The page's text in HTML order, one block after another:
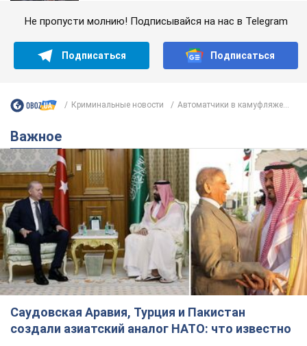
Не пропусти молнию! Подписывайся на нас в Telegram
Подписаться Подписаться
Криминальные новости Автоматчики в камуфляже...
Важное
Саудовская Аравия, Турция и Пакистан
создали азиатский аналог НАТО: что известно